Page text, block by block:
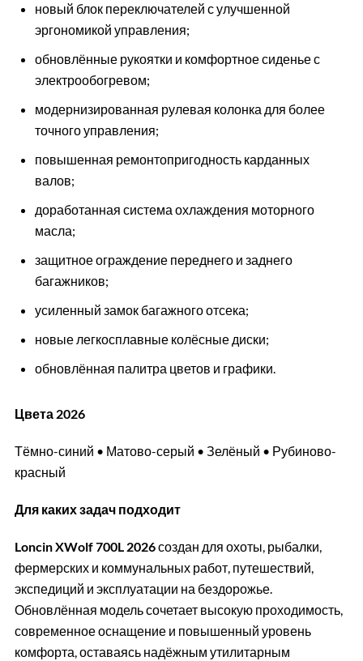
новый блок переключателей с улучшенной
эргономикой управления;
обновлённые рукоятки и комфортное сиденье с
электрообогревом;
модернизированная рулевая колонка для более
точного управления;
повышенная ремонтопригодность карданных
валов;
доработанная система охлаждения моторного
масла;
защитное ограждение переднего и заднего
багажников;
усиленный замок багажного отсека;
новые легкосплавные колёсные диски;
обновлённая палитра цветов и графики.
Цвета 2026
Тёмно-синий • Матово-серый • Зелёный • Рубиново-
красный
Для каких задач подходит
Loncin XWolf 700L 2026создан для охоты, рыбалки,
фермерских и коммунальных работ, путешествий,
экспедиций и эксплуатации на бездорожье.
Обновлённая модель сочетает высокую проходимость,
современное оснащение и повышенный уровень
комфорта, оставаясь надёжным утилитарным